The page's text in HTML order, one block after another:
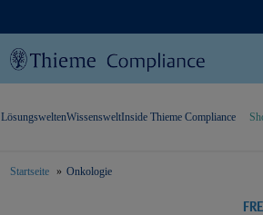
LösungsweltenWissensweltInside Thieme Compliance
Startseite Onkologie